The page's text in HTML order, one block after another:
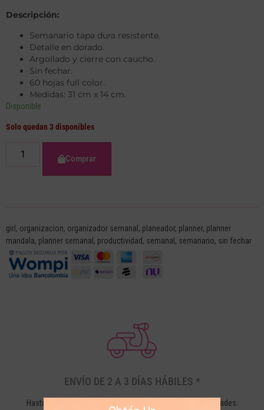
Descripción:
Semanario tapa dura resistente.
Detalle en dorado.
Argollado y cierre con caucho.
Sin fechar.
60 hojas full color.
Medidas: 31 cm x 14 cm.
Disponible
Solo quedan 3 disponibles
Comprar
girl, organizacion, organizador semanal, planeador, planner, planner
mandala, planner semanal, productividad, semanal, semanario, sin fechar
ENVÍO DE 2 A 3 DÍAS HÁBILES *
Hasta 3 días hábiles a Bogotá y 5 días hábiles a otras ciudades.